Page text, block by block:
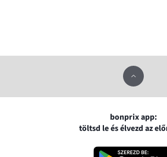
bonprix app:
töltsd le és élvezd az